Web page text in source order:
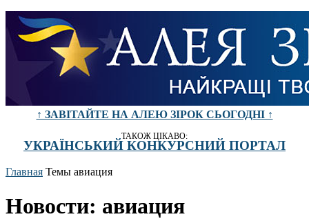
↑ ЗАВІТАЙТЕ НА АЛЕЮ ЗІРОК СЬОГОДНІ ↑
ТАКОЖ ЦІКАВО:
УКРАЇНСЬКИЙ КОНКУРСНИЙ ПОРТАЛ
Главная Темы авиация
Новости: авиация